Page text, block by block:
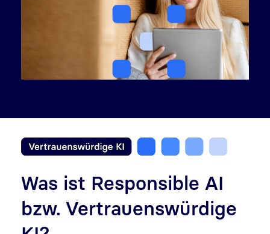
Was ist Responsible AI
bzw. Vertrauenswürdige